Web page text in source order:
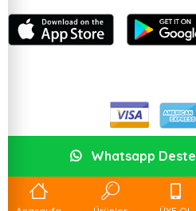
Whatsapp